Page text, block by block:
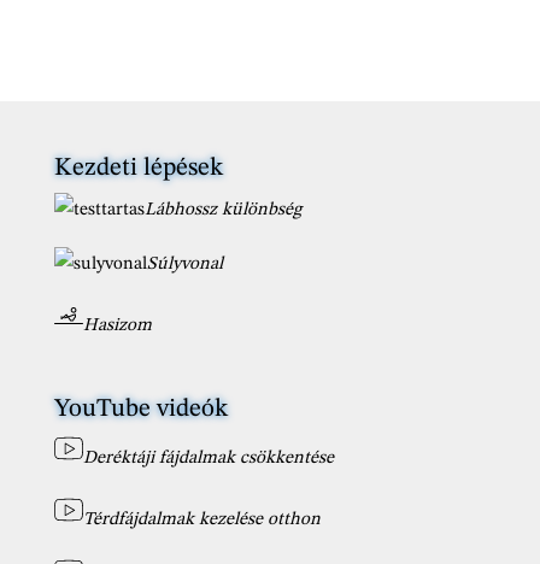
Kezdeti lépések
Lábhossz különbség
Súlyvonal
Hasizom
YouTube videók
Deréktáji fájdalmak csökkentése
Térdfájdalmak kezelése otthon